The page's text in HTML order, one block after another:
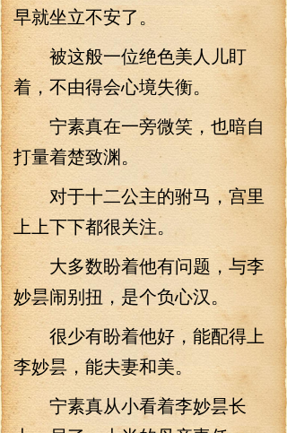
早就坐立不安了。
被这般一位绝色美人儿盯
着，不由得会心境失衡。
宁素真在一旁微笑，也暗自
打量着楚致渊。
对于十二公主的驸马，宫里
上上下下都很关注。
大多数盼着他有问题，与李
妙昙闹别扭，是个负心汉。
很少有盼着他好，能配得上
李妙昙，能夫妻和美。
宁素真从小看着李妙昙长